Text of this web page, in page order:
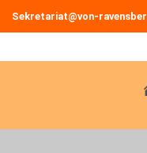
Inhalt
Sekretariat@von-